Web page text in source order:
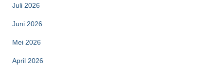
Juli 2026
Juni 2026
Mei 2026
April 2026